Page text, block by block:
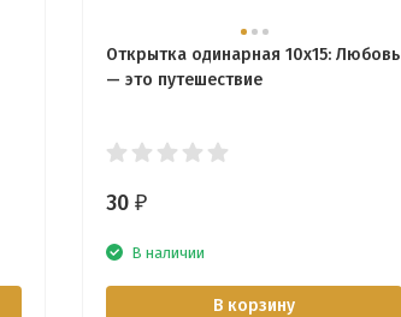
Открытка одинарная 10x15: Любовь
— это путешествие
30₽
В наличии
В корзину